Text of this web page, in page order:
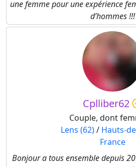
une femme pour une expérience
d’hommes !!!
Cplliber62
Couple, dont
Lens (62)/ Hauts-
France
Bonjour a tous ensemble depuis